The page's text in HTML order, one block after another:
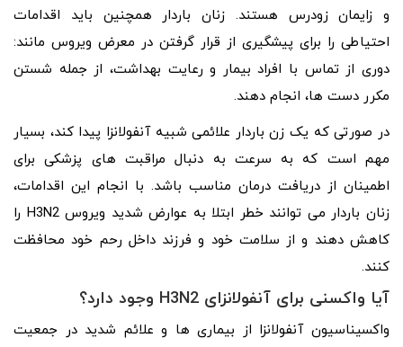
و زایمان زودرس هستند. زنان باردار همچنین باید اقدامات
احتیاطی را برای پیشگیری از قرار گرفتن در معرض ویروس مانند:
دوری از تماس با افراد بیمار و رعایت بهداشت، از جمله شستن
مکرر دست ها، انجام دهند.
در صورتی که یک زن باردار علائمی شبیه آنفولانزا پیدا کند، بسیار
مهم است که به سرعت به دنبال مراقبت های پزشکی برای
اطمینان از دریافت درمان مناسب باشد. با انجام این اقدامات،
زنان باردار می توانند خطر ابتلا به عوارض شدید ویروس H3N2 را
کاهش دهند و از سلامت خود و فرزند داخل رحم خود محافظت
کنند.
آیا واکسنی برای آنفولانزای H3N2 وجود دارد؟
واکسیناسیون آنفولانزا از بیماری ها و علائم شدید در جمعیت